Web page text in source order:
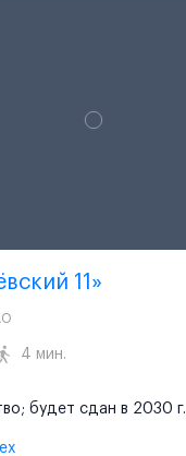
11»
4 мин.
будет сдан в 2030 г.